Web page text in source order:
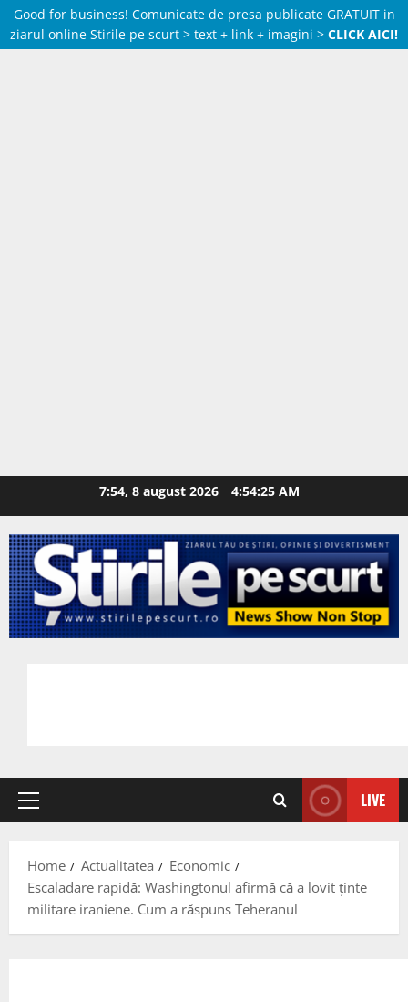
Good for business! Comunicate de presa publicate GRATUIT in
ziarul online Stirile pe scurt > text + link + imagini > CLICK AICI!
7:54, 8 august 2026 4:54:26 AM
Primary
LIVE
Home Actualitatea
Economic
Escaladare rapidă: Washingtonul afirmă că a lovit ținte
militare iraniene. Cum a răspuns Teheranul